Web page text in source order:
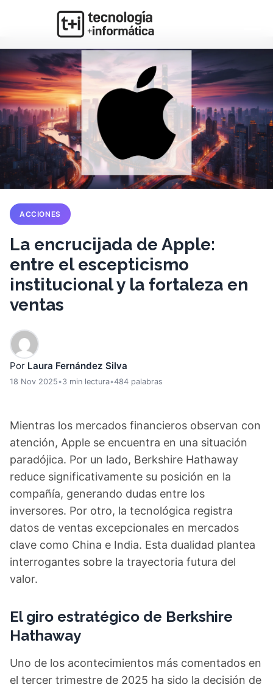
ACCIONES
La encrucijada de Apple:
entre el escepticismo
institucional y la fortaleza en
ventas
Por Laura Fernández Silva
18 Nov 2025•3 min lectura•484 palabras
Mientras los mercados financieros observan con
atención, Apple se encuentra en una situación
paradójica. Por un lado, Berkshire Hathaway
reduce significativamente su posición en la
compañía, generando dudas entre los
inversores. Por otro, la tecnológica registra
datos de ventas excepcionales en mercados
clave como China e India. Esta dualidad plantea
interrogantes sobre la trayectoria futura del
valor.
El giro estratégico de Berkshire
Hathaway
Uno de los acontecimientos más comentados en
el tercer trimestre de 2025 ha sido la decisión de